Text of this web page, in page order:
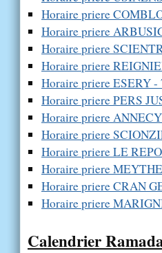
Horaire priere
Horaire priere
Horaire priere
Horaire priere
Horaire priere ESERY -
Horaire priere PERS
Horaire priere
Horaire priere
Horaire priere LE
Horaire priere
Horaire priere CRAN
Horaire priere
Calendrier